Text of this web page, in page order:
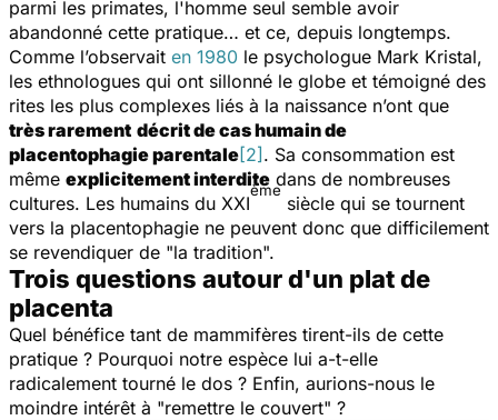
parmi les primates, l'homme seul semble avoir
abandonné cette pratique… et ce, depuis longtemps.
Comme l’observait en 1980 le psychologue Mark Kristal,
les ethnologues qui ont sillonné le globe et témoigné des
rites les plus complexes liés à la naissance n’ont que
très rarement décrit de cas humain de
placentophagie parentale[2]. Sa consommation est
même explicitement interdite dans de nombreuses
cultures. Les humains du XXI
ème
siècle qui se tournent
vers la placentophagie ne peuvent donc que difficilement
se revendiquer de "la tradition".
Trois questions autour d'un plat de
placenta
Quel bénéfice tant de mammifères tirent-ils de cette
pratique ? Pourquoi notre espèce lui a-t-elle
radicalement tourné le dos ? Enfin, aurions-nous le
moindre intérêt à "remettre le couvert" ?